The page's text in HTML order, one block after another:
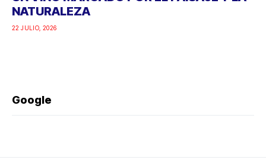
NATURALEZA
22 JULIO, 2026
Google